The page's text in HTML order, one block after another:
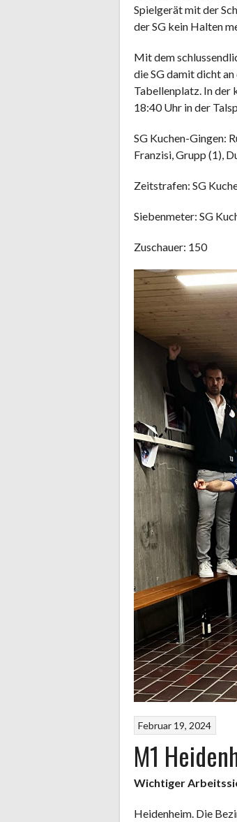
Spielgerät mit der
der SG kein Halten
Mit dem
die SG damit dicht
Tabellenplatz. In der
18:40 Uhr in der
SG Kuchen-Gingen:
Franzisi, Grupp (1),
Zeitstrafen: SG
Siebenmeter: SG
Zuschauer: 150
Februar 19, 2024
M1
Wichtiger
Heidenheim. Die